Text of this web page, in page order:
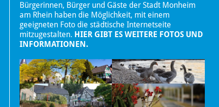
Bürgerinnen, Bürger und Gäste der Stadt Monheim
am Rhein haben die Möglichkeit, mit einem
geeigneten Foto die städtische Internetseite
mitzugestalten. HIER GIBT ES WEITERE FOTOS UND
INFORMATIONEN.